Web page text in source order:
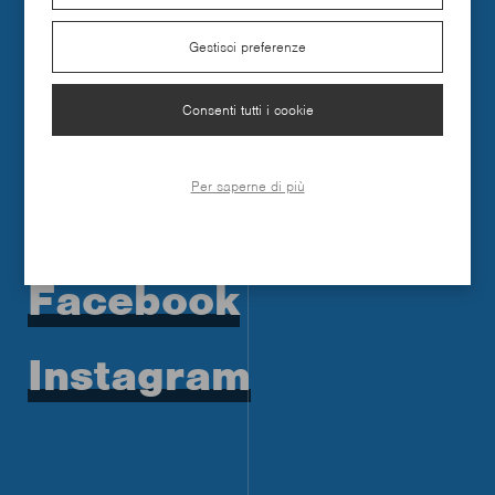
Facebook
Instagram
Gestisci preferenze
Consenti tutti i cookie
Per saperne di più